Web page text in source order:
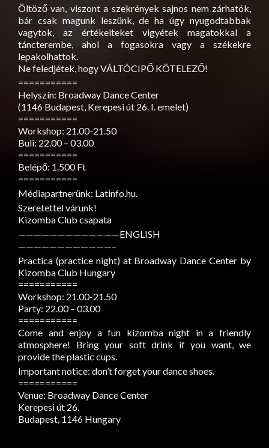
Öltöző van, viszont a szekrények sajnos nem zárhatók,
bár csak magunk leszünk, de ha úgy nyugodtabbak
vagytok, az értékeiteket vigyétek magatokkal a
táncterembe, ahol a fogasokra vagy a székekre
lepakolhattok.
Ne feledjétek, hogy VÁLTÓCIPŐ KÖTELEZŐ!
===========
Helyszín: Broadway Dance Center
(1146 Budapest, Kerepesi út 26. I. emelet)
===========
Workshop: 21.00-21.50
Buli: 22.00 – 03.00
===========
Belépő: 1.500 Ft
===========
Médiapartnerünk: Latinfo.hu.
Szeretettel várunk!
Kizomba Club csapata
—————————————ENGLISH
————————————–
Practica (practice night) at Broadway Dance Center by
Kizomba Club Hungary
===========
Workshop: 21.00-21.50
Party: 22.00 – 03.00
===========
Come and enjoy a fun kizomba night in a friendly
atmosphere! Bring your soft drink if you want, we
provide the plastic cups.
Important notice: don’t forget your dance shoes.
===========
Venue: Broadway Dance Center
Kerepesi út 26.
Budapest, 1146 Hungary